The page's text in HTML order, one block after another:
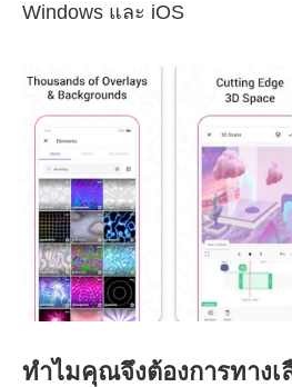
Windows และ iOS
ทำไมคุณจึงต้องการทางเ